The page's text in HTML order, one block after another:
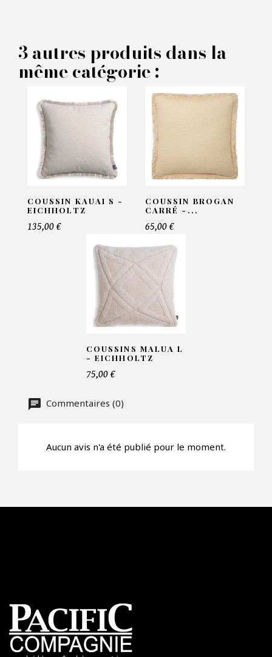
Eichholtz
VOS INFORMATIONS :
Nom*
Email*
Telephone*
Nombre de produit*
3 autres produits dans la
même catégorie :
COUSSIN KAUAI S -
EICHHOLTZ
135,00 €
COUSSIN BROGAN
CARRÉ -...
65,00 €
COUSSINS MALUA L
- EICHHOLTZ
75,00 €
Commentaires (0)
Aucun avis n'a été publié pour le moment.